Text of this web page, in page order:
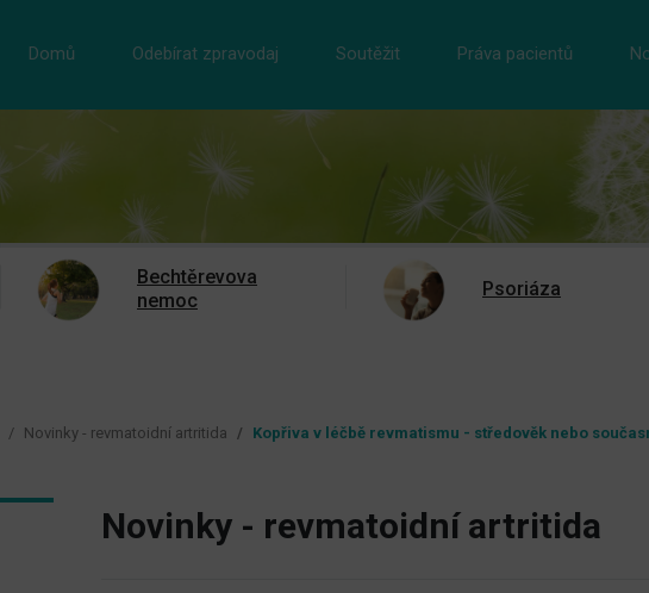
Domů Odebírat zpravodaj Soutěžit Práva pacientů
Bechtěrevova
nemoc
Psoriáza
Novinky - revmatoidní artritida Kopřiva v léčbě revmatismu - středověk nebo
Novinky - revmatoidní artritida